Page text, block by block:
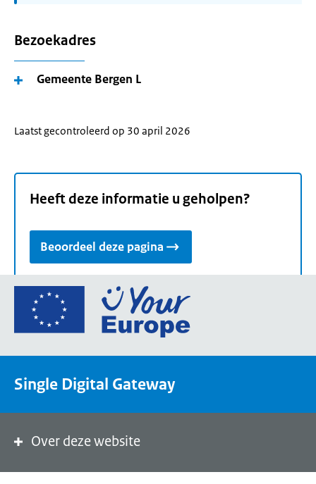
Bezoekadres
Gemeente Bergen L
Laatst gecontroleerd op 30 april 2026
Heeft deze informatie u geholpen?
Beoordeel deze pagina
Ga
de
een
de
Single Digital Gateway
Over deze website